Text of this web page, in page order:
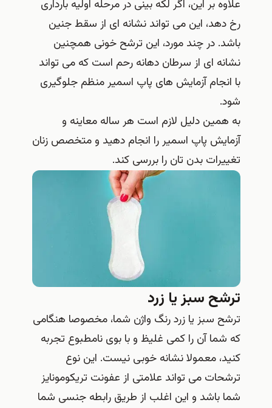
علاوه بر این، اگر لکه بینی در مرحله اولیه بارداری
رخ دهد، این می تواند نشانه ای از سقط جنین
باشد. در چند مورد، این ترشح خونی همچنین
نشانه ای از سرطان دهانه رحم است که می تواند
با انجام آزمایش های پاپ اسمیر منظم جلوگیری
شود.
به همین دلیل لازم است هر ساله معاینه و
آزمایش پاپ اسمیر را انجام دهید و متخصص زنان
تغییرات بدن تان را بررسی کند.
ترشح سبز یا زرد
ترشح سبز یا زرد رنگ واژن شما، مخصوصا هنگامی
که شما آن را کمی غلیظ و با بوی نامطبوع تجربه
کنید، معمولا نشانه خوبی نیست. این نوع
ترشحات می تواند علامتی از عفونت تریکومونایز
شما باشد و این اغلب از طریق رابطه جنسی شما